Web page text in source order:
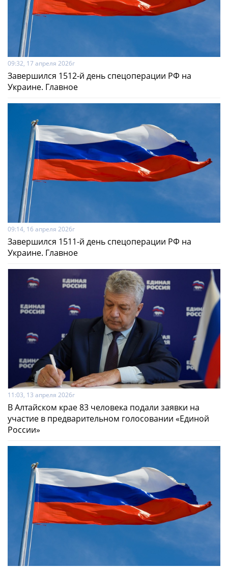
09:32, 17 апреля 2026г
Завершился 1512-й день спецоперации РФ на
Украине. Главное
09:14, 16 апреля 2026г
Завершился 1511-й день спецоперации РФ на
Украине. Главное
11:03, 13 апреля 2026г
В Алтайском крае 83 человека подали заявки на
участие в предварительном голосовании «Единой
России»